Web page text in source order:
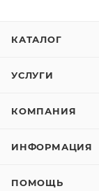
КАТАЛОГ
УСЛУГИ
КОМПАНИЯ
ИНФОРМАЦИЯ
ПОМОЩЬ